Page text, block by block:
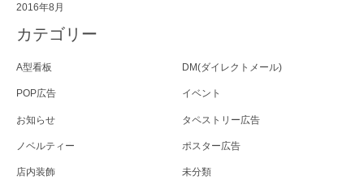
2016年8月
カテゴリー
A型看板 DM(ダイレクトメール)
POP広告 イベント
お知らせ タペストリー広告
ノベルティー ポスター広告
店内装飾 未分類